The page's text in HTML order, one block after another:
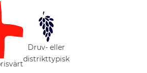
Druv- eller
distrikttypisk